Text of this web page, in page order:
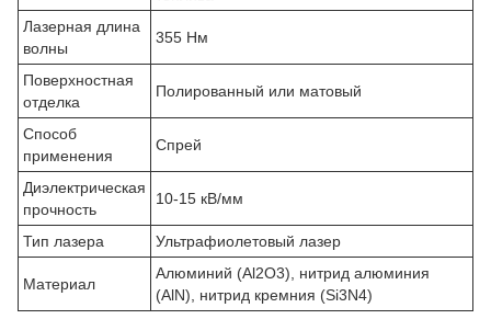
Лазерная длина
волны
355 Нм
Поверхностная
отделка
Полированный или матовый
Способ
применения
Спрей
Диэлектрическая
прочность
10-15 кВ/мм
Тип лазера Ультрафиолетовый лазер
Материал
Алюминий (Al2O3), нитрид алюминия
(AlN), нитрид кремния (Si3N4)